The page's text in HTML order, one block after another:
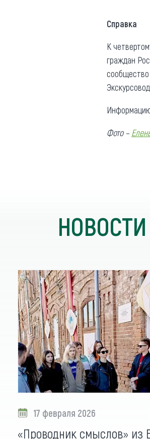
Справка
К
граждан
Фото –
17 февраля 2026
«Проводник смыслов» из